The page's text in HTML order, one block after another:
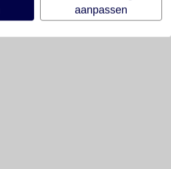
aanpassen